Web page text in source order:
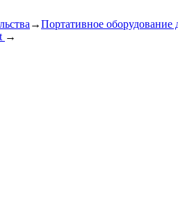
→Портативное оборудование
→